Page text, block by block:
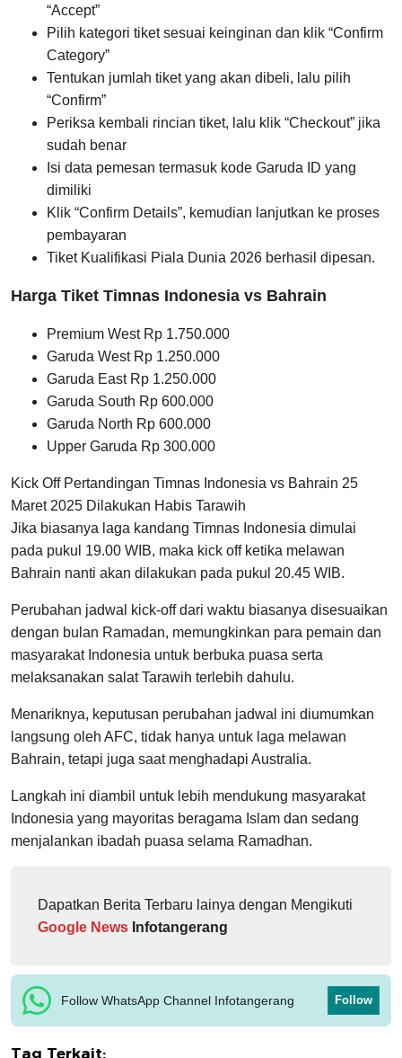
“Accept”
Pilih kategori tiket sesuai keinginan dan klik “Confirm
Category”
Tentukan jumlah tiket yang akan dibeli, lalu pilih
“Confirm”
Periksa kembali rincian tiket, lalu klik “Checkout” jika
sudah benar
Isi data pemesan termasuk kode Garuda ID yang
dimiliki
Klik “Confirm Details”, kemudian lanjutkan ke proses
pembayaran
Tiket Kualifikasi Piala Dunia 2026 berhasil dipesan.
Harga Tiket Timnas Indonesia vs Bahrain
Premium West Rp 1.750.000
Garuda West Rp 1.250.000
Garuda East Rp 1.250.000
Garuda South Rp 600.000
Garuda North Rp 600.000
Upper Garuda Rp 300.000
Kick Off Pertandingan Timnas Indonesia vs Bahrain 25
Maret 2025 Dilakukan Habis Tarawih
Jika biasanya laga kandang Timnas Indonesia dimulai
pada pukul 19.00 WIB, maka kick off ketika melawan
Bahrain nanti akan dilakukan pada pukul 20.45 WIB.
Perubahan jadwal kick-off dari waktu biasanya disesuaikan
dengan bulan Ramadan, memungkinkan para pemain dan
masyarakat Indonesia untuk berbuka puasa serta
melaksanakan salat Tarawih terlebih dahulu.
Menariknya, keputusan perubahan jadwal ini diumumkan
langsung oleh AFC, tidak hanya untuk laga melawan
Bahrain, tetapi juga saat menghadapi Australia.
Langkah ini diambil untuk lebih mendukung masyarakat
Indonesia yang mayoritas beragama Islam dan sedang
menjalankan ibadah puasa selama Ramadhan.
Dapatkan Berita Terbaru lainya dengan Mengikuti
Google News Infotangerang
Follow WhatsApp Channel Infotangerang Follow
Tag Terkait: